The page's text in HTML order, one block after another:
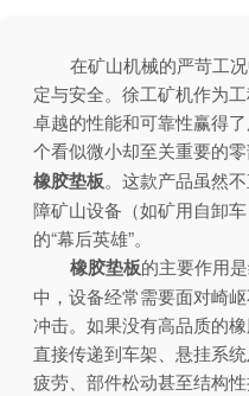
在矿山机械的严苛工
定与安全。徐工矿机作为
卓越的性能和可靠性赢得
个看似微小却至关重要的
橡胶垫板。这款产品虽然
障矿山设备（如矿用自卸
的“幕后英雄”。
橡胶垫板的主要作用
中，设备经常需要面对崎
冲击。如果没有高品质的
直接传递到车架、悬挂系
疲劳、部件松动甚至结构